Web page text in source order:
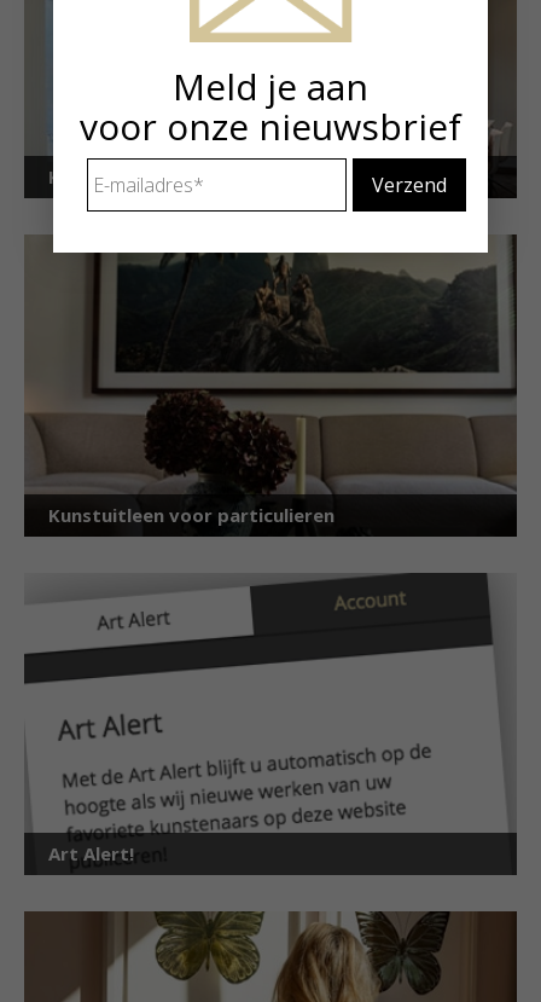
Kunstuitleen voor bedrijven
Kunstuitleen voor particulieren
Art Alert!
Meld je aan
voor onze nieuwsbrief
mailadres *